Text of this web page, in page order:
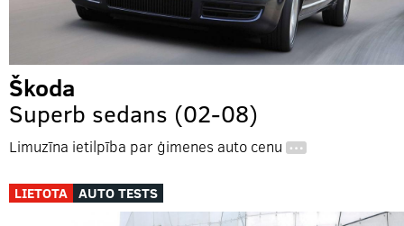
Škoda
Superb sedans (02-08)
Limuzīna ietilpība par ģimenes auto cenu …
LIETOTA AUTO TESTS